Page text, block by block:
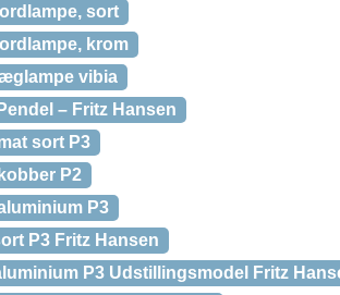
sort
krom
vibia
– Fritz Hansen
sort P3
P2
P3
P3 Fritz Hansen
P3 Udstillingsmodel Fritz